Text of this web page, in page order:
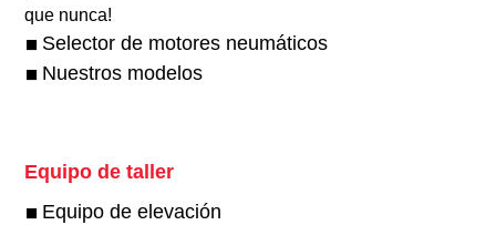
que nunca!​
Selector de motores neumáticos
Nuestros modelos
Equipo de taller
Equipo de elevación